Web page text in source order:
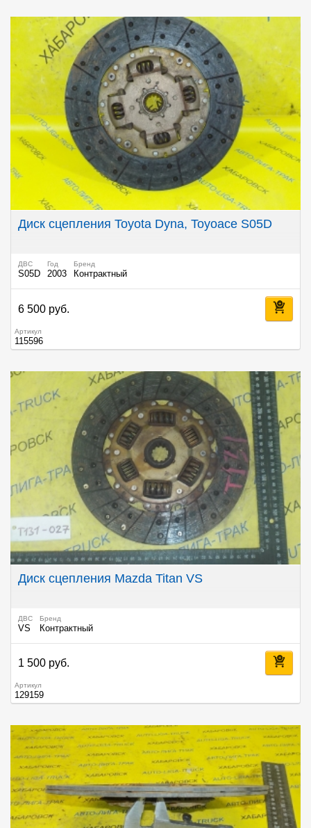
Диск сцепления Toyota Dyna, Toyoace S05D
ДВС
S05D
Год
2003
Бренд
Контрактный
6 500 руб.
Артикул
115596
Диск сцепления Mazda Titan VS
ДВС
VS
Бренд
Контрактный
1 500 руб.
Артикул
129159